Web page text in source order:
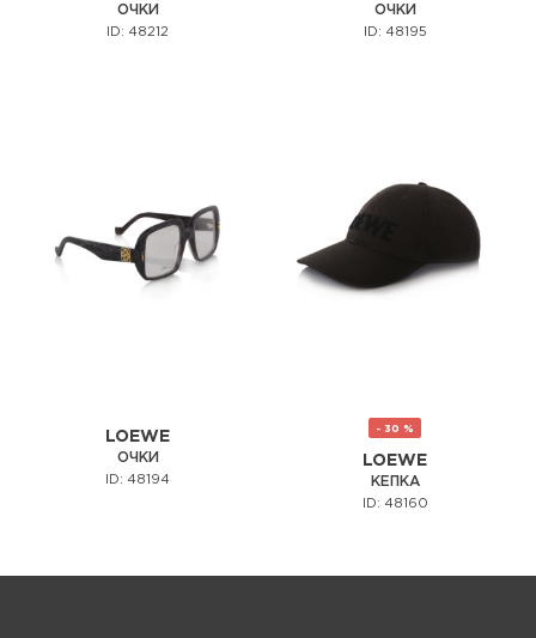
ОЧКИ
ID: 48212
ОЧКИ
ID: 48195
LOEWE
ОЧКИ
ID: 48194
- 30 %
LOEWE
КЕПКА
ID: 48160